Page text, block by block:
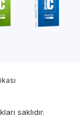
saklıdır.